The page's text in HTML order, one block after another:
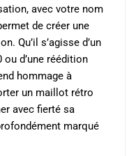
avec votre nom
de créer une
Qu’il s’agisse d’un
d’une réédition
hommage à
un maillot rétro
avec fierté sa
marqué